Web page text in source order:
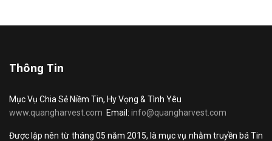
Thông Tin
Mục Vụ Chia Sẻ Niềm Tin, Hy Vọng & Tình Yêu
www.quangharvest.com Email: info@quangharvest.com
Được lập nên từ tháng 05 năm 2015, là mục vụ nhằm truyền bá Tin